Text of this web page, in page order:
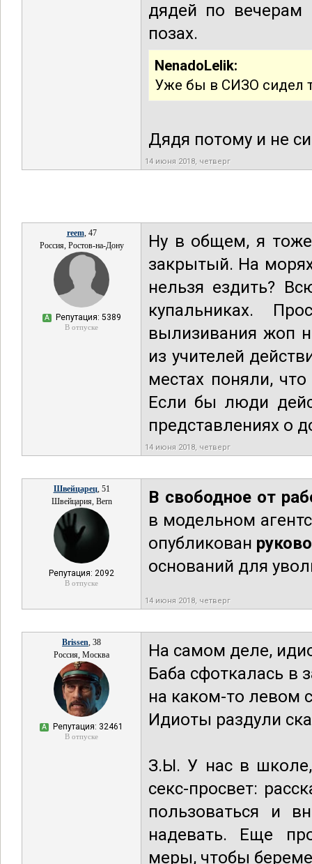
дядей по вечерам
позах.
NenadoLelik:
Уже бы в СИЗО сидел
Дядя потому и не
14 июня 2018, четверг
reem, 47
Россия, Ростов-на-Дону
А Репутация: 5389
В отпуске
Ну в общем, я
закрытый. На
нельзя ездить?
купальниках.
вылизивания жоп
из учителей
местах поняли,
Если бы люди
представлениях о
14 июня 2018, четверг
Швейцарец, 51
Швейцария, Bern
Репутация: 2092
В отпуске
В свободное от
в модельном
опубликован
оснований для
14 июня 2018, четверг
Brissen, 38
Россия, Москва
А Репутация: 32461
В отпуске
На самом деле,
Баба сфоткалась
на каком-то левом
Идиоты раздули
З.Ы. У нас в
секс-просвет:
пользоваться и
надевать. Еще
меры, чтобы